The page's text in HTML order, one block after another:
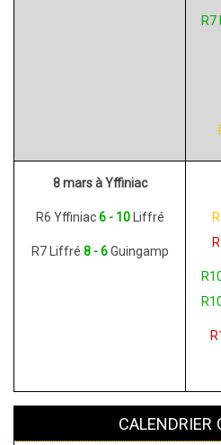
8 mars à Yffiniac
R6 Yffiniac6 - 10Liffré
R7 Liffré 8 - 6Guingamp
CALENDRIER